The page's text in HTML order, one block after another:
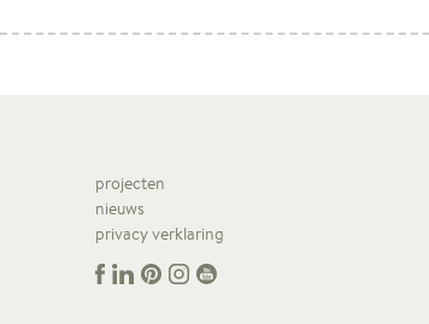
projecten
nieuws
privacy verklaring